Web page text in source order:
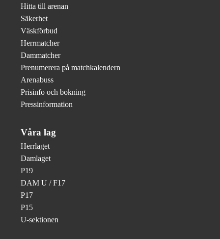
Hitta till arenan
Säkerhet
Väskförbud
Herrmatcher
Dammatcher
Prenumerera på matchkalendern
Arenabuss
Prisinfo och bokning
Pressinformation
Våra lag
Herrlaget
Damlaget
P19
DAM U / F17
P17
P15
U-sektionen